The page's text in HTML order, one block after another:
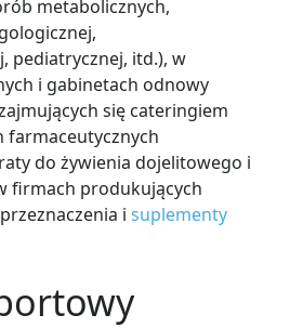
metabolicznych,
pediatrycznej, itd.), w
i gabinetach odnowy
się cateringiem
farmaceutycznych
do żywienia dojelitowego i
firmach produkujących
i suplementy